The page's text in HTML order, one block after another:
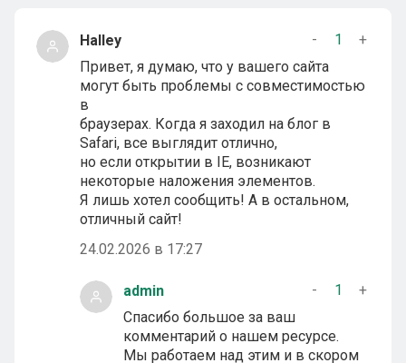
Halley - 1
+
Привет, я думаю, что у вашего сайта
могут быть проблемы с совместимостью
в
браузерах. Когда я заходил на блог в
Safari, все выглядит отлично,
но если открытии в IE, возникают
некоторые наложения элементов.
Я лишь хотел сообщить! А в остальном,
отличный сайт!
24.02.2026 в 17:27
admin - 1
+
Спасибо большое за ваш
комментарий о нашем ресурсе.
Мы работаем над этим и в скором